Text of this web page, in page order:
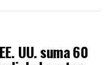
UU. suma 60